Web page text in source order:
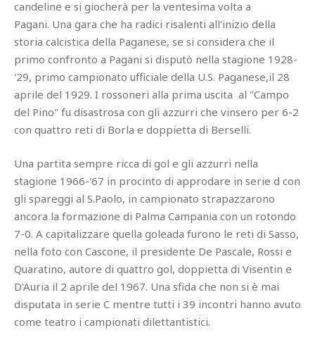
candeline e si giocherà per la ventesima volta a
Pagani. Una gara che ha radici risalenti all'inizio della
storia calcistica della Paganese, se si considera che il
primo confronto a Pagani si disputò nella stagione 1928-
'29, primo campionato ufficiale della U.S. Paganese,il 28
aprile del 1929. I rossoneri alla prima uscita al "Campo
del Pino" fu disastrosa con gli azzurri che vinsero per 6-2
con quattro reti di Borla e doppietta di Berselli.
Una partita sempre ricca di gol e gli azzurri nella
stagione 1966-'67 in procinto di approdare in serie d con
gli spareggi al S.Paolo, in campionato strapazzarono
ancora la formazione di Palma Campania con un rotondo
7-0. A capitalizzare quella goleada furono le reti di Sasso,
nella foto con Cascone, il presidente De Pascale, Rossi e
Quaratino, autore di quattro gol, doppietta di Visentin e
D'Auria il 2 aprile del 1967. Una sfida che non si è mai
disputata in serie C mentre tutti i 39 incontri hanno avuto
come teatro i campionati dilettantistici.